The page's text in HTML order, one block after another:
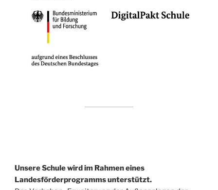
Unsere Schule wird im Rahmen eines
Landesförderprogramms unterstützt.